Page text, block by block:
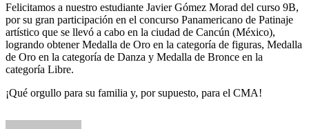
Felicitamos a nuestro estudiante Javier Gómez Morad del curso 9B,
por su gran participación en el concurso Panamericano de Patinaje
artístico que se llevó a cabo en la ciudad de Cancún (México),
logrando obtener Medalla de Oro en la categoría de figuras, Medalla
de Oro en la categoría de Danza y Medalla de Bronce en la
categoría Libre.
¡Qué orgullo para su familia y, por supuesto, para el CMA!